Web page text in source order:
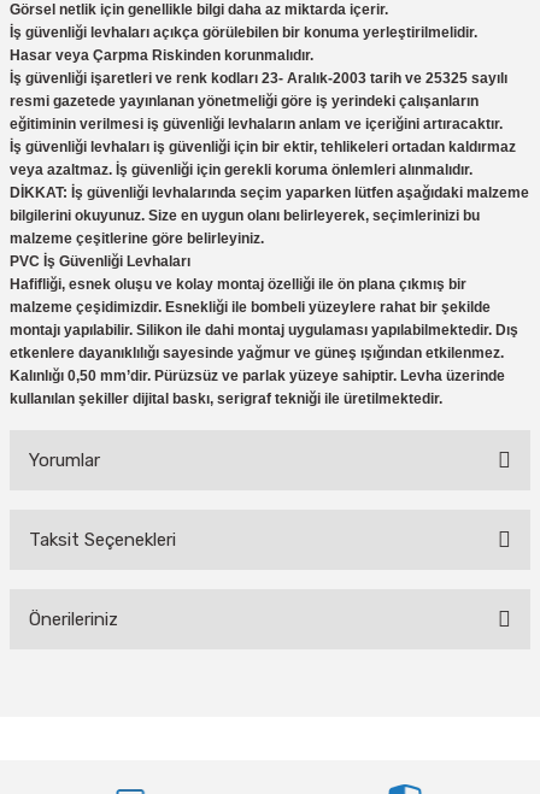
Görsel netlik için genellikle bilgi daha az miktarda içerir.
İş güvenliği levhaları açıkça görülebilen bir konuma yerleştirilmelidir.
Hasar veya Çarpma Riskinden korunmalıdır.
İş güvenliği işaretleri ve renk kodları 23- Aralık-2003 tarih ve 25325 sayılı
resmi gazetede yayınlanan yönetmeliği göre iş yerindeki çalışanların
eğitiminin verilmesi iş güvenliği levhaların anlam ve içeriğini artıracaktır.
İş güvenliği levhaları iş güvenliği için bir ektir, tehlikeleri ortadan kaldırmaz
veya azaltmaz. İş güvenliği için gerekli koruma önlemleri alınmalıdır.
DİKKAT: İş güvenliği levhalarında seçim yaparken lütfen aşağıdaki malzeme
bilgilerini okuyunuz. Size en uygun olanı belirleyerek, seçimlerinizi bu
malzeme çeşitlerine göre belirleyiniz.
PVC İş Güvenliği Levhaları
Hafifliği, esnek oluşu ve kolay montaj özelliği ile ön plana çıkmış bir
malzeme çeşidimizdir. Esnekliği ile bombeli yüzeylere rahat bir şekilde
montajı yapılabilir. Silikon ile dahi montaj uygulaması yapılabilmektedir. Dış
etkenlere dayanıklılığı sayesinde yağmur ve güneş ışığından etkilenmez.
Kalınlığı 0,50 mm’dir. Pürüzsüz ve parlak yüzeye sahiptir. Levha üzerinde
kullanılan şekiller dijital baskı, serigraf tekniği ile üretilmektedir.
Yorumlar
Taksit Seçenekleri
Önerileriniz